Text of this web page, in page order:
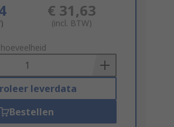
€ 31,63
(incl. BTW)
leverdata
Bestellen